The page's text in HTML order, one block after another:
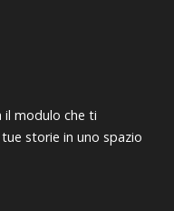
il modulo che ti
storie in uno spazio